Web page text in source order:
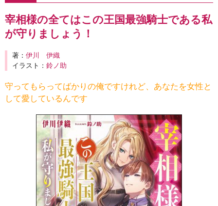
宰相様の全てはこの王国最強騎士である私
が守りましょう！
著： 伊川 伊織
イラスト： 鈴ノ助
守ってもらってばかりの俺ですけれど、あなたを女性と
して愛しているんです